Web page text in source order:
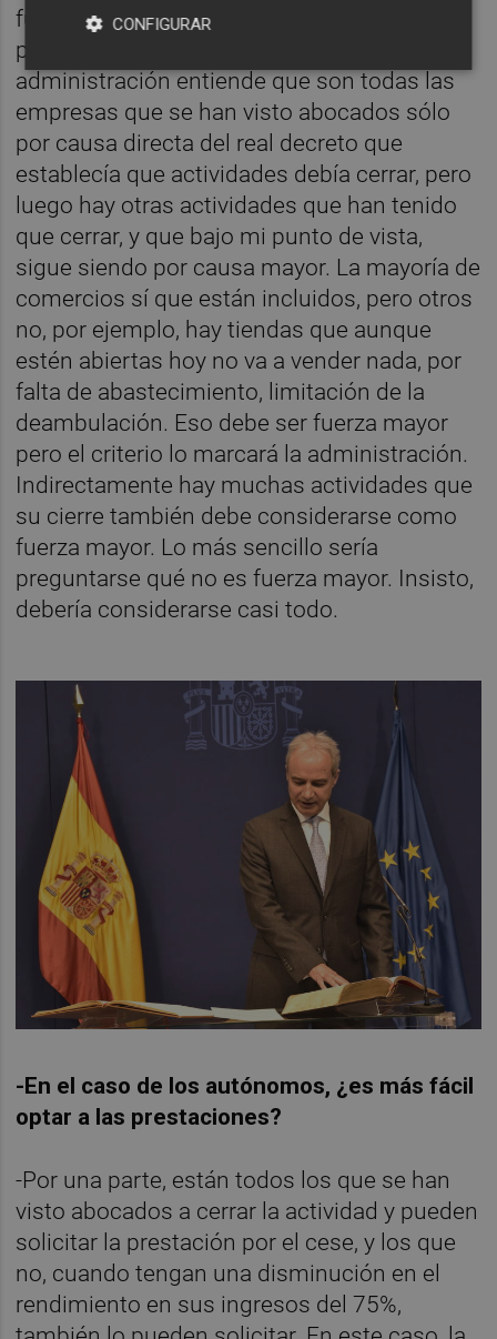
fuerza mayor es casi todo. Había que
preguntarse que no es fuerza mayor y si la
administración entiende que son todas las
empresas que se han visto abocados sólo
por causa directa del real decreto que
establecía que actividades debía cerrar, pero
luego hay otras actividades que han tenido
que cerrar, y que bajo mi punto de vista,
sigue siendo por causa mayor. La mayoría de
comercios sí que están incluidos, pero otros
no, por ejemplo, hay tiendas que aunque
estén abiertas hoy no va a vender nada, por
falta de abastecimiento, limitación de la
deambulación. Eso debe ser fuerza mayor
pero el criterio lo marcará la administración.
Indirectamente hay muchas actividades que
su cierre también debe considerarse como
fuerza mayor. Lo más sencillo sería
preguntarse qué no es fuerza mayor. Insisto,
debería considerarse casi todo.
-En el caso de los autónomos, ¿es más fácil
optar a las prestaciones?
-Por una parte, están todos los que se han
visto abocados a cerrar la actividad y pueden
solicitar la prestación por el cese, y los que
no, cuando tengan una disminución en el
rendimiento en sus ingresos del 75%,
CONFIGURAR